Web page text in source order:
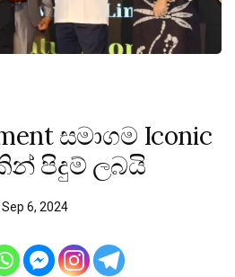
සමාගම Iconic
පිදුම් ලබයි
Sep 6, 2024